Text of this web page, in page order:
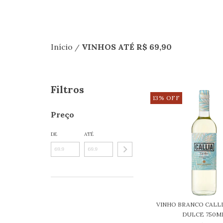
Início / VINHOS ATÉ R$ 69,90
Filtros
Preço
DE ATÉ
13 % OFF
VINHO BRANCO
DULCE